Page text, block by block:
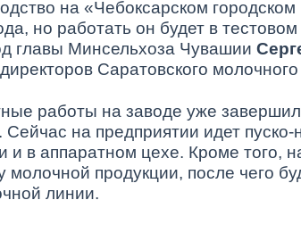
на «Чебоксарском
но работать он будет в
главы Минсельхоза Чувашии
Саратовского
работы на заводе уже
Сейчас на предприятии идет
и в аппаратном цехе. Кроме того,
молочной продукции, после чего
линии.